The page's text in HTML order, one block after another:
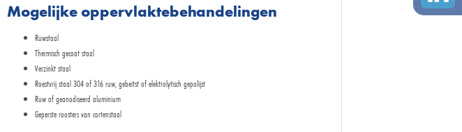
Mogelijke oppervlaktebehandelingen
Ruwstaal
Thermisch gecoat staal
Verzinkt staal
Roestvrij staal 304 of 316 ruw, gebeitst of elektrolytisch gepolijst
Ruw of geanodiseerd aluminium
Geperste roosters van cortenstaal